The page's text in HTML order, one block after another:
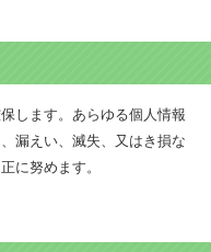
します。あらゆる個人情報
漏えい、滅失、又はき損な
に努めます。